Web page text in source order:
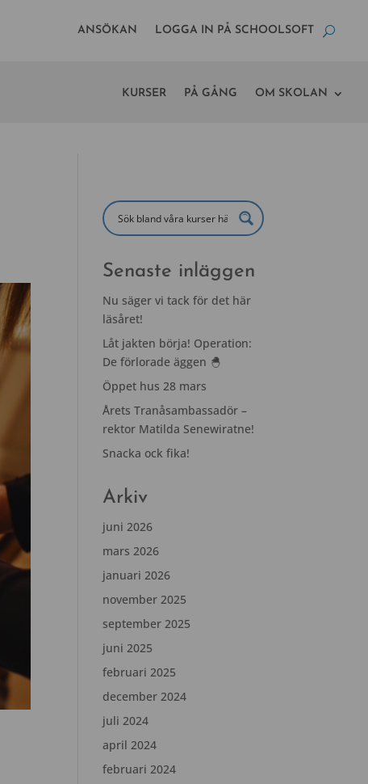
ANSÖKAN LOGGA IN PÅ SCHOOLSOFT
KURSER PÅ GÅNG OM SKOLAN
Senaste inläggen
Nu säger vi tack för det här
läsåret!
Låt jakten börja! Operation:
De förlorade äggen 🐣
Öppet hus 28 mars
Årets Tranåsambassadör –
rektor Matilda Senewiratne!
Snacka ock fika!
Arkiv
juni 2026
mars 2026
januari 2026
november 2025
september 2025
juni 2025
februari 2025
december 2024
juli 2024
april 2024
februari 2024